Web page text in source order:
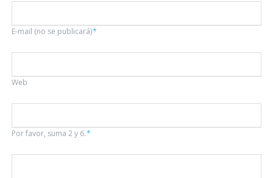
Campo
E-mail (no se publicará)*
Web
Por favor, suma 2 y 6.*